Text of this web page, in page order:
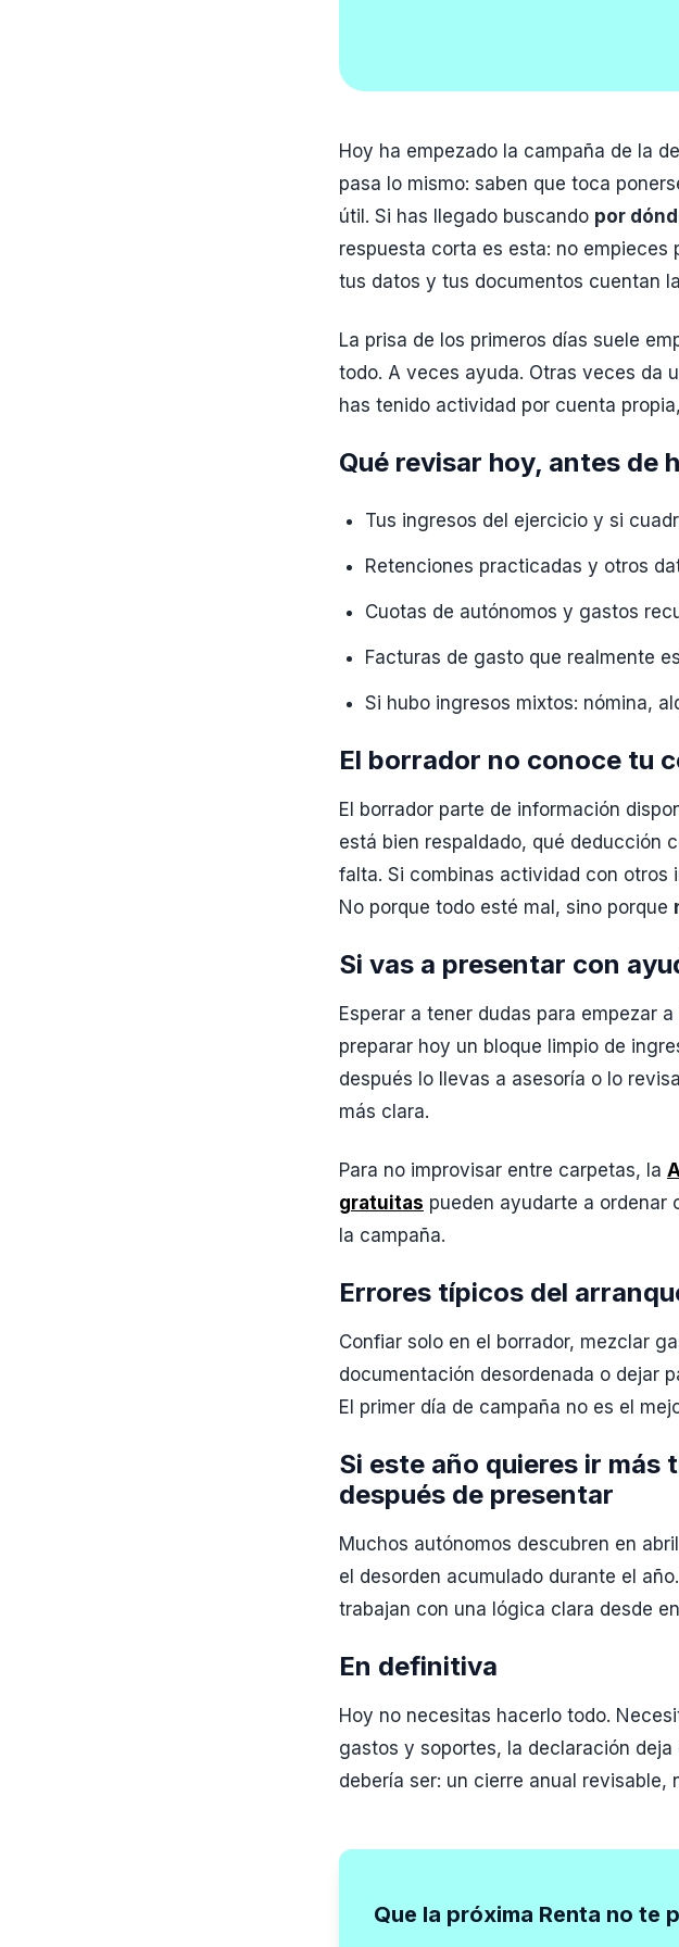
Hoy ha empezado la campaña de la
pasa lo mismo: saben que toca
útil. Si has llegado buscando por
respuesta corta es esta: no empieces
tus datos y tus documentos cuentan
La prisa de los primeros días suele
todo. A veces ayuda. Otras veces da
has tenido actividad por cuenta
Qué revisar hoy, antes de
Tus ingresos del ejercicio y si
Retenciones practicadas y otros
Cuotas de autónomos y gastos
Facturas de gasto que realmente
Si hubo ingresos mixtos: nómina,
El borrador no conoce tu
El borrador parte de información
está bien respaldado, qué deducción
falta. Si combinas actividad con otros
No porque todo esté mal, sino porque
Si vas a presentar con
Esperar a tener dudas para empezar
preparar hoy un bloque limpio de
después lo llevas a asesoría o lo
más clara.
Para no improvisar entre carpetas, la
gratuitas pueden ayudarte a
la campaña.
Errores típicos del
Confiar solo en el borrador, mezclar
documentación desordenada o dejar
El primer día de campaña no es el
Si este año quieres ir más
después de presentar
Muchos autónomos descubren en
el desorden acumulado durante el
trabajan con una lógica clara desde
En definitiva
Hoy no necesitas hacerlo todo.
gastos y soportes, la declaración
debería ser: un cierre anual revisable,
Que la próxima Renta no te